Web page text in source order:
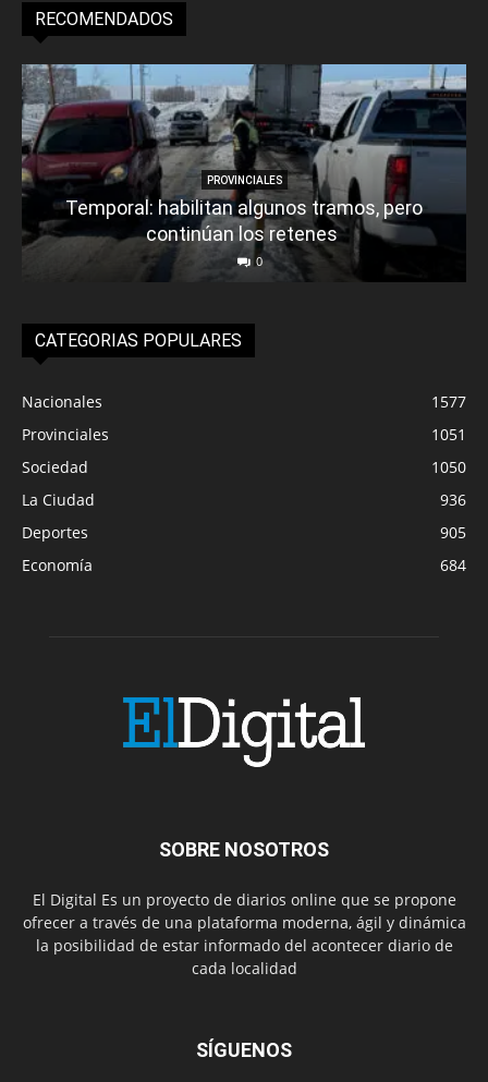
RECOMENDADOS
PROVINCIALES
Temporal: habilitan algunos tramos, pero
continúan los retenes
0
CATEGORIAS POPULARES
Nacionales
1577
Provinciales
1051
Sociedad
1050
La Ciudad
936
Deportes
905
Economía
684
SOBRE NOSOTROS
El Digital Es un proyecto de diarios online que se propone
ofrecer a través de una plataforma moderna, ágil y dinámica
la posibilidad de estar informado del acontecer diario de
cada localidad
SÍGUENOS